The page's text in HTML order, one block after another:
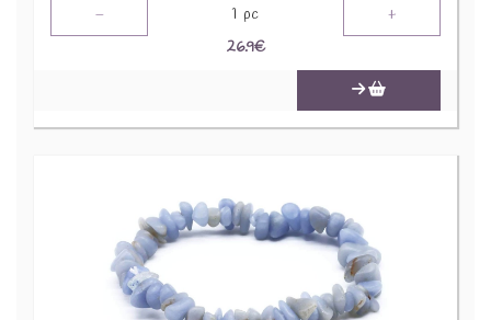
- 1 pc +
26.9€